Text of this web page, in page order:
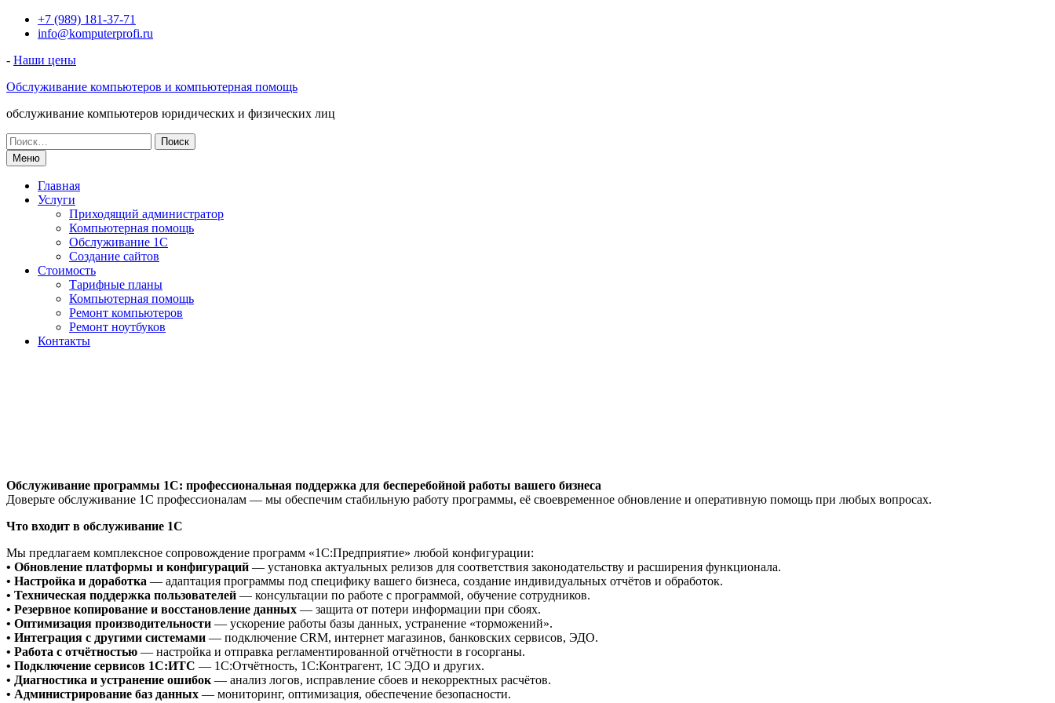
Перейти+7 (989) 181-37-71
info@komputerprofi.ru
- Наши цены
Обслуживание компьютеров и компьютерная помощь
обслуживание компьютеров юридических и физических лиц
Искать:
Меню
Главная
Услуги
Приходящий администратор
Компьютерная помощь
Обслуживание 1С
Создание сайтов
Стоимость
Тарифные планы
Компьютерная помощь
Ремонт компьютеров
Ремонт ноутбуков
Контакты
Обслуживание программы 1С: профессиональная поддержка для бесперебойной работы вашего бизнеса
Доверьте обслуживание 1С профессионалам — мы обеспечим стабильную работу программы, её своевременное обновление и оперативную помощь при любых вопросах.
Что входит в обслуживание 1С
Мы предлагаем комплексное сопровождение программ «1С:Предприятие» любой конфигурации:
• Обновление платформы и конфигураций — установка актуальных релизов для соответствия законодательству и расширения функционала.
• Настройка и доработка — адаптация программы под специфику вашего бизнеса, создание индивидуальных отчётов и обработок.
• Техническая поддержка пользователей — консультации по работе с программой, обучение сотрудников.
• Резервное копирование и восстановление данных — защита от потери информации при сбоях.
• Оптимизация производительности — ускорение работы базы данных, устранение «торможений».
• Интеграция с другими системами — подключение CRM, интернет магазинов, банковских сервисов, ЭДО.
• Работа с отчётностью — настройка и отправка регламентированной отчётности в госорганы.
• Подключение сервисов 1С:ИТС — 1С:Отчётность, 1С:Контрагент, 1С ЭДО и других.
• Диагностика и устранение ошибок — анализ логов, исправление сбоев и некорректных расчётов.
• Администрирование баз данных — мониторинг, оптимизация, обеспечение безопасности.